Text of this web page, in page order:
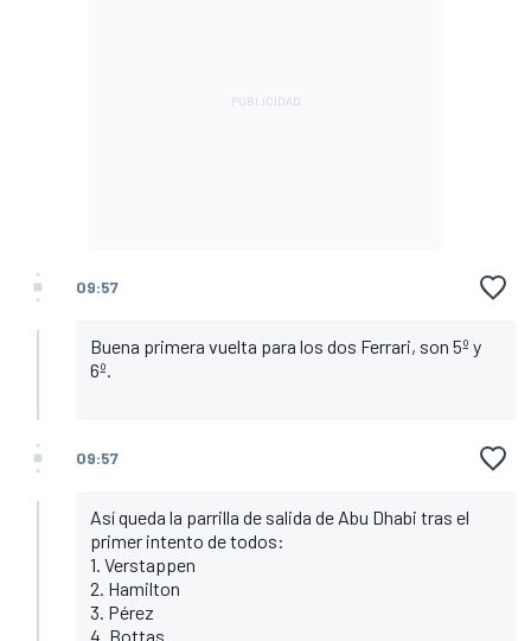
09:57
Buena primera vuelta para los dos Ferrari, son 5º y
6º.
09:57
Así queda la parrilla de salida de Abu Dhabi tras el
primer intento de todos:
1. Verstappen
2. Hamilton
3. Pérez
4. Bottas